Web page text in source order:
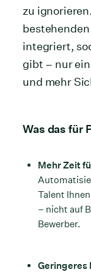
zu
integriert,
gibt – nur
und mehr
Was das für
Mehr Zeit
Talent
– nicht auf
Bewerber.
Geringeres